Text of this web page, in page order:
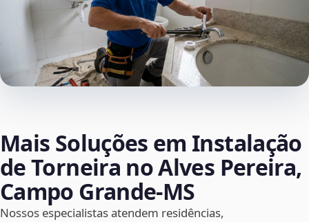
Mais Soluções em Instalação
de Torneira no Alves Pereira,
Campo Grande‑MS
Nossos especialistas atendem residências,